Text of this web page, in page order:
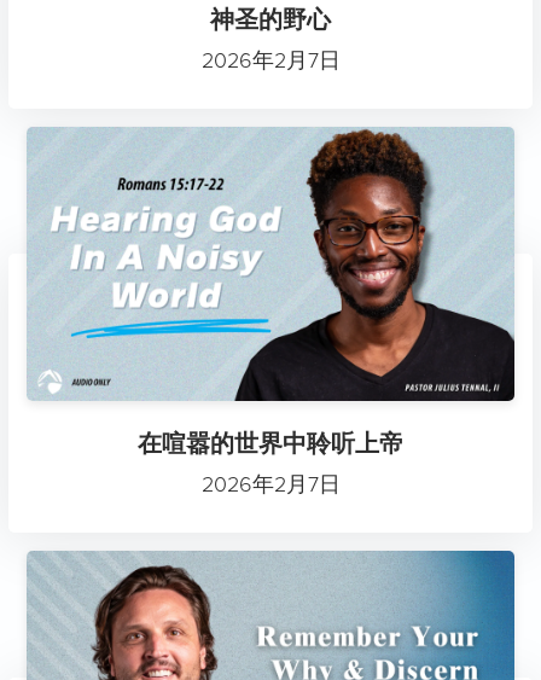
神圣的野心
2026年2月7日
在喧嚣的世界中聆听上帝
2026年2月7日